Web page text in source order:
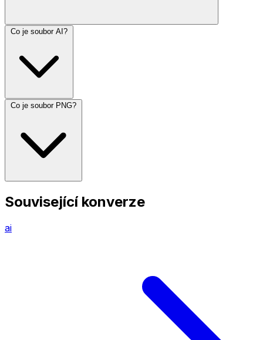
Co je soubor AI?
Co je soubor PNG?
Související konverze
ai